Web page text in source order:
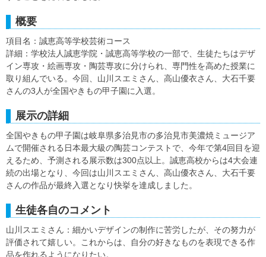
概要
項目名：誠恵高等学校芸術コース
詳細：学校法人誠恵学院・誠恵高等学校の一部で、生徒たちはデザ
イン専攻・絵画専攻・陶芸専攻に分けられ、専門性を高めた授業に
取り組んでいる。今回、山川スエミさん、高山優衣さん、大石千要
さんの3人が全国やきもの甲子園に入選。
展示の詳細
全国やきもの甲子園は岐阜県多治見市の多治見市美濃焼ミュージア
ムで開催される日本最大級の陶芸コンテストで、今年で第4回目を迎
えるため、予測される展示数は300点以上。誠恵高校からは4大会連
続の出場となり、今回は山川スエミさん、高山優衣さん、大石千要
さんの作品が最終入選となり快挙を達成しました。
生徒各自のコメント
山川スエミさん：細かいデザインの制作に苦労したが、その努力が
評価されて嬉しい。これからは、自分の好きなものを表現できる作
品を作れるようになりたい。